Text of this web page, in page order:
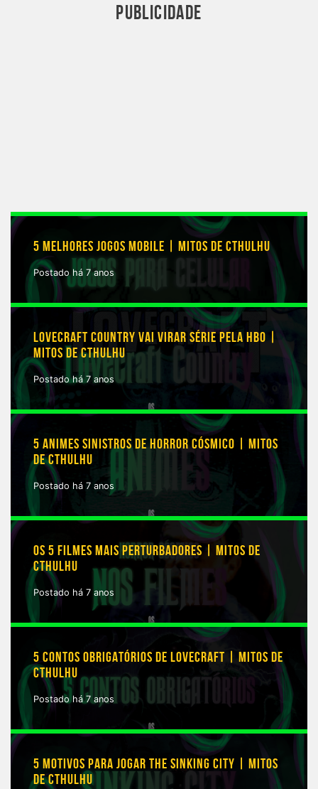
PUBLICIDADE
5 MELHORES JOGOS MOBILE | MITOS DE CTHULHU
Postado há 7 anos
LOVECRAFT COUNTRY VAI VIRAR SÉRIE PELA HBO |
MITOS DE CTHULHU
Postado há 7 anos
5 ANIMES SINISTROS DE HORROR CÓSMICO | MITOS
DE CTHULHU
Postado há 7 anos
OS 5 FILMES MAIS PERTURBADORES | MITOS DE
CTHULHU
Postado há 7 anos
5 CONTOS OBRIGATÓRIOS DE LOVECRAFT | MITOS DE
CTHULHU
Postado há 7 anos
5 MOTIVOS PARA JOGAR THE SINKING CITY | MITOS
DE CTHULHU